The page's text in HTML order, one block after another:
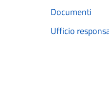
Documenti
Ufficio